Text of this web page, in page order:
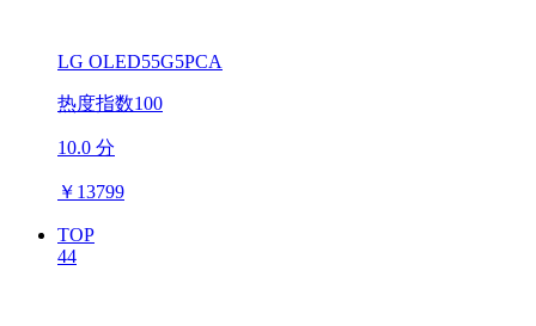
LG OLED55G5PCA
热度指数100
10.0 分
￥ 13799
TOP
44